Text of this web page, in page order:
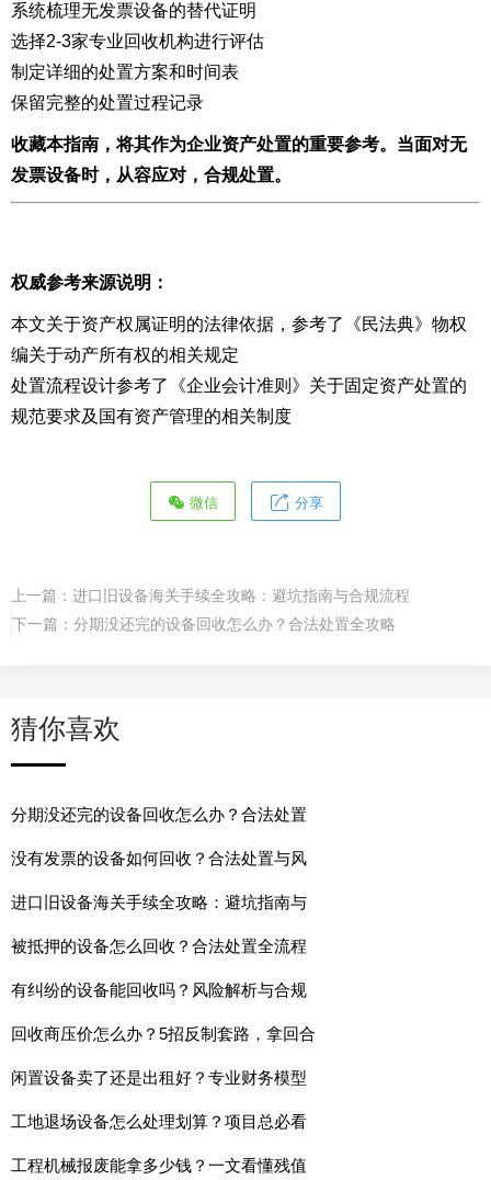
系统梳理无发票设备的替代证明
选择2-3家专业回收机构进行评估
制定详细的处置方案和时间表
保留完整的处置过程记录
收藏本指南，将其作为企业资产处置的重要参考。当面对无
发票设备时，从容应对，合规处置。
权威参考来源说明：
本文关于资产权属证明的法律依据，参考了《民法典》物权
编关于动产所有权的相关规定
处置流程设计参考了《企业会计准则》关于固定资产处置的
规范要求及国有资产管理的相关制度
微信 分享
上一篇： 进口旧设备海关手续全攻略：避坑指南与合规流程
下一篇： 分期没还完的设备回收怎么办？合法处置全攻略
猜你喜欢
分期没还完的设备回收怎么办？合法处置
没有发票的设备如何回收？合法处置与风
进口旧设备海关手续全攻略：避坑指南与
被抵押的设备怎么回收？合法处置全流程
有纠纷的设备能回收吗？风险解析与合规
回收商压价怎么办？5招反制套路，拿回合
闲置设备卖了还是出租好？专业财务模型
工地退场设备怎么处理划算？项目总必看
工程机械报废能拿多少钱？一文看懂残值